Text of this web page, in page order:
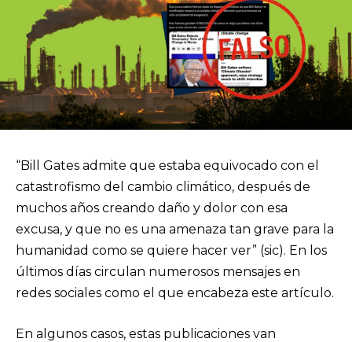
“Bill Gates admite que estaba equivocado con el
catastrofismo del cambio climático, después de
muchos años creando daño y dolor con esa
excusa, y que no es una amenaza tan grave para la
humanidad como se quiere hacer ver” (sic). En los
últimos días circulan numerosos mensajes en
redes sociales como el que encabeza este artículo.
En algunos casos, estas publicaciones van